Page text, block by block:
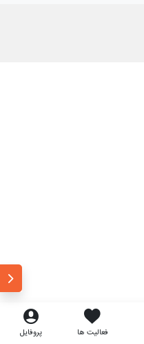
فعالیت ها پروفایل